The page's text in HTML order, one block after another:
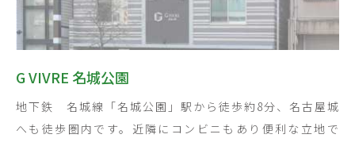
G VIVRE 名城公園
地下鉄 名城線「名城公園」駅から徒歩約8分、名古屋城
へも徒歩圏内です。近隣にコンビニもあり便利な立地で